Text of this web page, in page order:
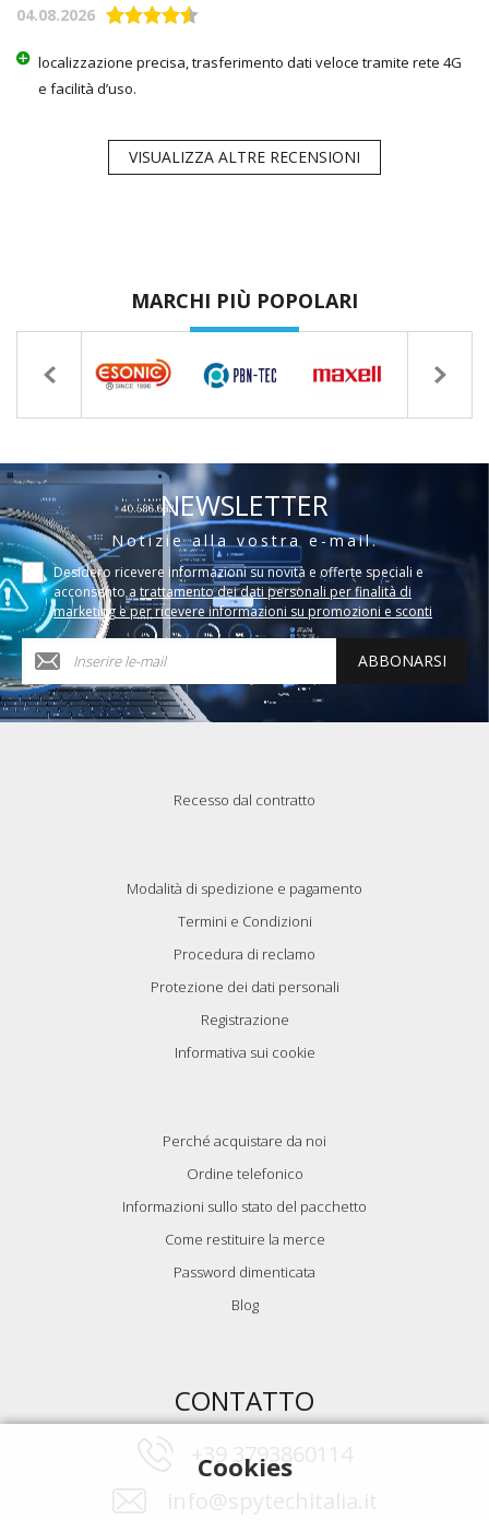
04.08.2026
localizzazione precisa, trasferimento dati veloce tramite rete 4G
e facilità d’uso.
VISUALIZZA ALTRE RECENSIONI
MARCHI PIÙ POPOLARI
NEWSLETTER
Notizie alla vostra e-mail.
Desidero ricevere informazioni su novità e offerte speciali e
acconsento a trattamento dei dati personali per finalità di
marketing e per ricevere informazioni su promozioni e sconti
ABBONARSI
Recesso dal contratto
Modalità di spedizione e pagamento
Termini e Condizioni
Procedura di reclamo
Protezione dei dati personali
Registrazione
Informativa sui cookie
Perché acquistare da noi
Ordine telefonico
Informazioni sullo stato del pacchetto
Come restituire la merce
Password dimenticata
Blog
CONTATTO
+39 3793860114
Cookies